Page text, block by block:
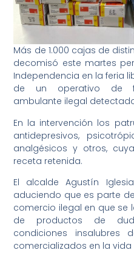
Más de 1.000 cajas de
decomisó este martes
Independencia en la feria
de un operativo de
ambulante ilegal
En la intervención los
antidepresivos,
analgésicos y otros,
receta retenida.
El alcalde Agustín
aduciendo que es parte
comercio ilegal en que se
de productos de
condiciones insalubres
comercializados en la vida